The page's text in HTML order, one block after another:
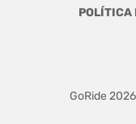
POLÍTICA
GoRide